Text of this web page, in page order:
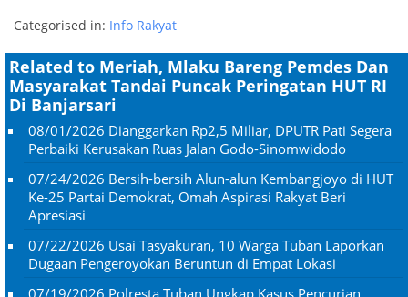
Categorised in: Info Rakyat
Related to Meriah, Mlaku Bareng Pemdes Dan
Masyarakat Tandai Puncak Peringatan HUT RI
Di Banjarsari
08/01/2026 Dianggarkan Rp2,5 Miliar, DPUTR Pati Segera
Perbaiki Kerusakan Ruas Jalan Godo-Sinomwidodo
07/24/2026 Bersih-bersih Alun-alun Kembangjoyo di HUT
Ke-25 Partai Demokrat, Omah Aspirasi Rakyat Beri
Apresiasi
07/22/2026 Usai Tasyakuran, 10 Warga Tuban Laporkan
Dugaan Pengeroyokan Beruntun di Empat Lokasi
07/19/2026 Polresta Tuban Ungkap Kasus Pencurian